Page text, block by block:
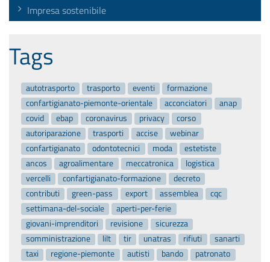
Impresa sostenibile
Tags
autotrasporto trasporto eventi
formazione
confartigianato-piemonte-orientale
acconciatori
anap
covid
ebap coronavirus privacy
corso
autoriparazione
trasporti accise
webinar
confartigianato
odontotecnici moda
estetiste
ancos
agroalimentare meccatronica
logistica
vercelli
confartigianato-formazione
decreto
contributi
green-pass export assemblea
cqc
settimana-del-sociale
aperti-per-ferie
giovani-imprenditori
revisione
sicurezza
somministrazione
lilt tir unatras rifiuti
sanarti
taxi
regione-piemonte autisti bando
patronato